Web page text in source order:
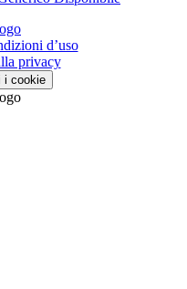
d’uso
privacy
i cookie